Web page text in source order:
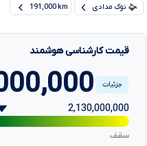
نوک مدادی 191,000 km
قیمت کارشناسی هوشمند
جزئیات
2,130,000,000
سقف